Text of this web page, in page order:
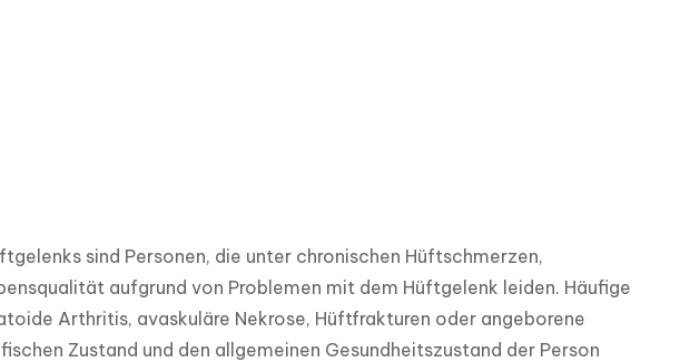
sind Personen, die unter chronischen Hüftschmerzen,
aufgrund von Problemen mit dem Hüftgelenk leiden. Häufige
Arthritis, avaskuläre Nekrose, Hüftfrakturen oder angeborene
Zustand und den allgemeinen Gesundheitszustand der Person